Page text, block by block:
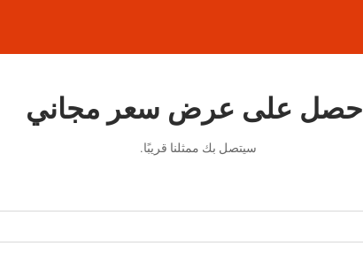
احصل على عرض سعر مجاني
سيتصل بك ممثلنا قريبًا.